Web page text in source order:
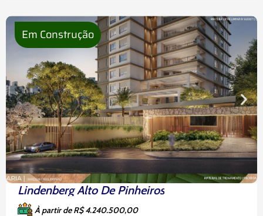
equipados com
Lindenberg Alto De Pinheiros
À partir de R$ 4.240.500,00
Em Construção